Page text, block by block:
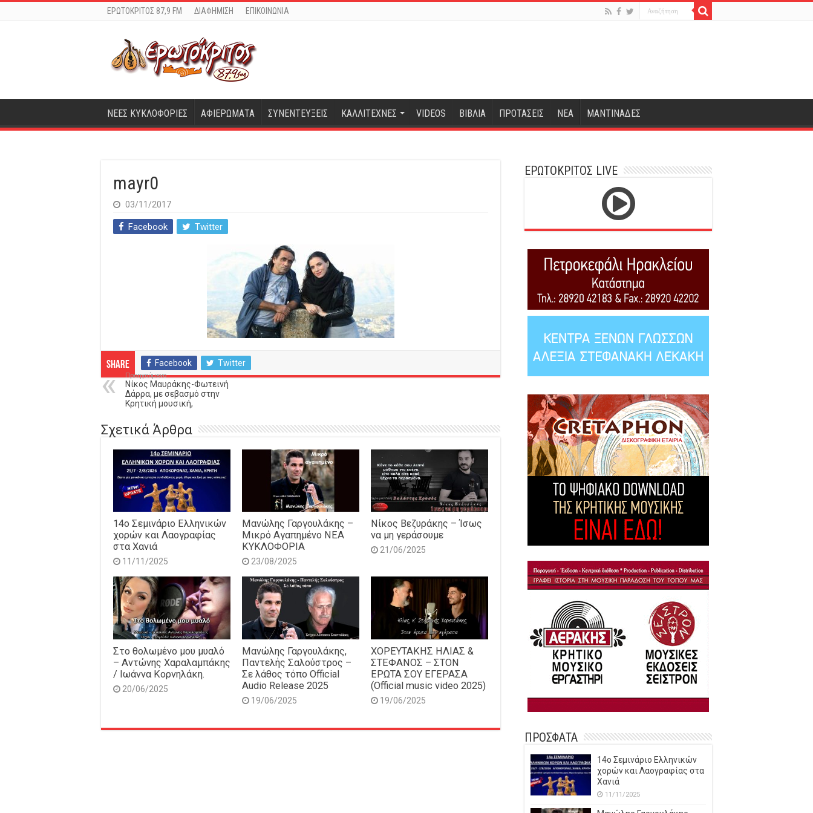
ΕΡΩΤΟΚΡΙΤΟΣ 87,9 FM ΔΙΑΦΗΜΙΣΗ ΕΠΙΚΟΙΝΩΝΙΑ
ΝΕΕΣ ΚΥΚΛΟΦΟΡΙΕΣ ΑΦΙΕΡΩΜΑΤΑ ΣΥΝΕΝΤΕΥΞΕΙΣ ΚΑΛΛΙΤΕΧΝΕΣ VIDEOS ΒΙΒΛΙΑ ΠΡΟΤΑΣΕΙΣ ΝΕΑ ΜΑΝΤΙΝΑΔΕΣ
mayr0
03/11/2017
Facebook Twitter
Share Facebook Twitter
Προηγούμενο
Νίκος Μαυράκης-Φωτεινή
Δάρρα, με σεβασμό στην
Κρητική μουσική,
Σχετικά Άρθρα
14o Σεμινάριο Ελληνικών
χορών και Λαογραφίας
στα Χανιά
11/11/2025
Μανώλης Γαργουλάκης –
Μικρό Αγαπημένο NEΑ
ΚΥΚΛΟΦΟΡΙΑ
23/08/2025
Νίκος Βεζυράκης – Ίσως
να μη γεράσουμε
21/06/2025
Στο θολωμένο μου μυαλό
– Αντώνης Χαραλαμπάκης
/ Ιωάννα Κορνηλάκη.
20/06/2025
Μανώλης Γαργουλάκης,
Παντελής Σαλούστρος –
Σε λάθος τόπο Official
Audio Release 2025
19/06/2025
ΧΟΡΕΥΤΑΚΗΣ ΗΛΙΑΣ &
ΣΤΕΦΑΝΟΣ – ΣΤΟΝ
ΕΡΩΤΑ ΣΟΥ ΕΓΕΡΑΣΑ
(Official music video 2025)
19/06/2025
ΕΡΩΤΟΚΡΙΤΟΣ LIVE
ΠΡΟΣΦΑΤΑ
14o Σεμινάριο Ελληνικών
χορών και Λαογραφίας στα
Χανιά
11/11/2025